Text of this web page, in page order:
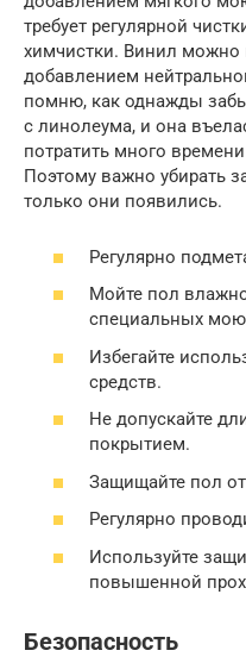
требует регулярной
химчистки. Винил
добавлением
помню, как однажды
с линолеума, и она
потратить много
Поэтому важно убирать
только они появились.
Регулярно
Мойте пол
специальных
Избегайте
средств.
Не допускайте
покрытием.
Защищайте пол
Регулярно
Используйте
повышенной
Безопасность